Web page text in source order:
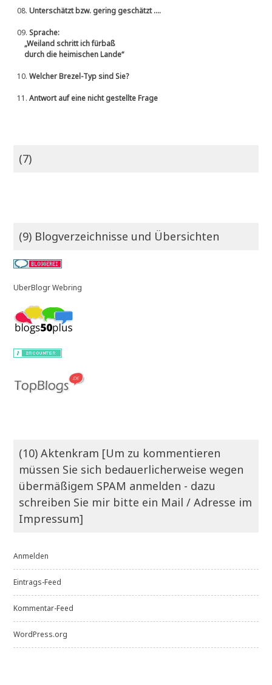
08.Unterschätzt bzw. gering geschätzt ....
09.Sprache:
„Weiland schritt ich fürbaß
durch die heimischen Lande“
10.Welcher Brezel-Typ sind Sie?
11.Antwort auf eine nicht gestellte Frage
(7)
(9) Blogverzeichnisse und Übersichten
UberBlogr Webring
(10) Aktenkram [Um zu kommentieren
müssen Sie sich bedauerlicherweise wegen
übermäßigem SPAM anmelden - dazu
schreiben Sie mir bitte ein Mail / Adresse im
Impressum]
Anmelden
Eintrags-Feed
Kommentar-Feed
WordPress.org